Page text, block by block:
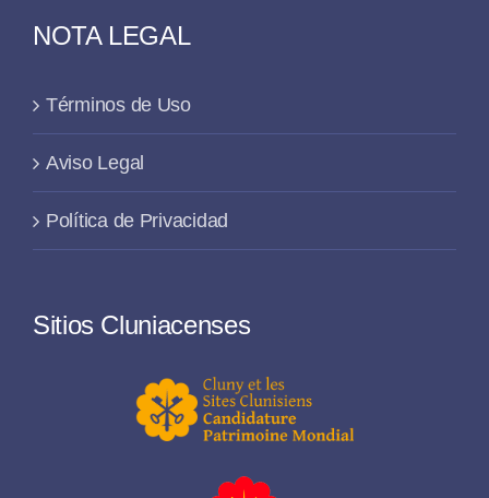
NOTA LEGAL
Términos de Uso
Aviso Legal
Política de Privacidad
Sitios Cluniacenses